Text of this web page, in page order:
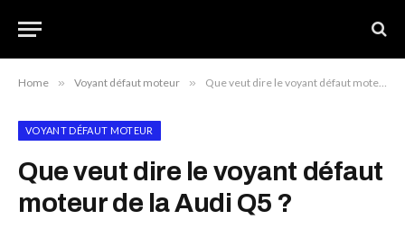
Home » Voyant défaut moteur » Que veut dire le voyant défaut moteur de la Audi Q5 ?
VOYANT DÉFAUT MOTEUR
Que veut dire le voyant défaut
moteur de la Audi Q5 ?